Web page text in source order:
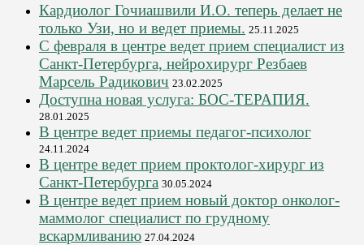
Кардиолог Гочиашвили И.О. теперь делает не
только Узи, но и ведет приемы. 25.11.2025
С февраля в центре ведет прием специалист из
Санкт-Петербурга, нейрохирург Резбаев
Марсель Радикович 23.02.2025
Доступна новая услуга: БОС-ТЕРАПИЯ.
28.01.2025
В центре ведет приемы педагог-психолог
24.11.2024
В центре ведет прием проктолог-хирург из
Санкт-Петербурга 30.05.2024
В центре ведет прием новый доктор онколог-
маммолог специалист по грудному
вскармливанию 27.04.2024